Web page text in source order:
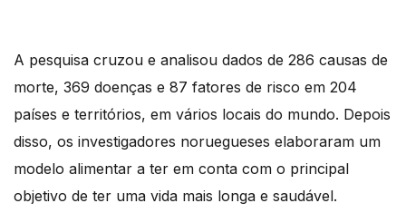
A pesquisa cruzou e analisou dados de 286 causas de
morte, 369 doenças e 87 fatores de risco em 204
países e territórios, em vários locais do mundo. Depois
disso, os investigadores noruegueses elaboraram um
modelo alimentar a ter em conta com o principal
objetivo de ter uma vida mais longa e saudável.